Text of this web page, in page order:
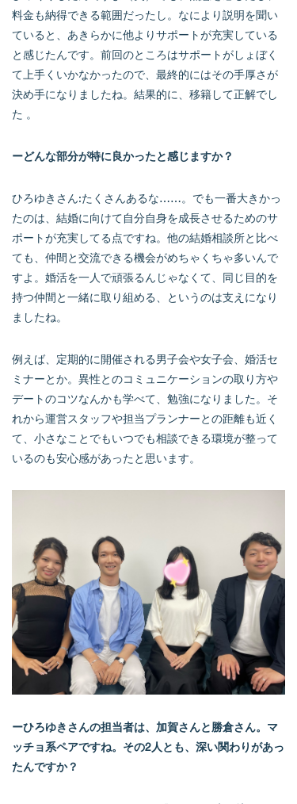
料金も納得できる範囲だったし。なにより説明を聞い
ていると、あきらかに他よりサポートが充実している
と感じたんです。前回のところはサポートがしょぼく
て上手くいかなかったので、最終的にはその手厚さが
決め手になりましたね。結果的に、移籍して正解でし
た 。
ーどんな部分が特に良かったと感じますか？
ひろゆきさん:たくさんあるな……。でも一番大きかっ
たのは、結婚に向けて自分自身を成長させるためのサ
ポートが充実してる点ですね。他の結婚相談所と比べ
ても、仲間と交流できる機会がめちゃくちゃ多いんで
すよ。婚活を一人で頑張るんじゃなくて、同じ目的を
持つ仲間と一緒に取り組める、というのは支えになり
ましたね。
例えば、定期的に開催される男子会や女子会、婚活セ
ミナーとか。異性とのコミュニケーションの取り方や
デートのコツなんかも学べて、勉強になりました。そ
れから運営スタッフや担当プランナーとの距離も近く
て、小さなことでもいつでも相談できる環境が整って
いるのも安心感があったと思います。
ーひろゆきさんの担当者は、加賀さんと勝倉さん。マ
ッチョ系ペアですね。その2人とも、深い関わりがあっ
たんですか？